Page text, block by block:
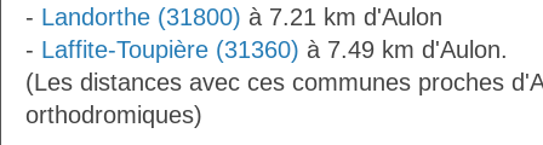
- Landorthe (31800) à 7.21 km d'Aulon
- Laffite-Toupière (31360) à 7.49 km d'Aulon.
(Les distances avec ces communes proches
orthodromiques)